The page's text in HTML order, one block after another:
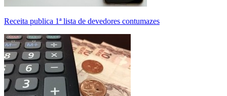
Receita publica 1ª lista de devedores contumazes